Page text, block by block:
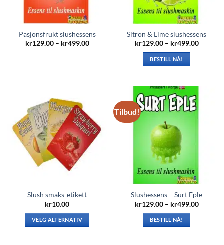
produktsiden
produktsiden
Pasjonsfrukt slushessens
kr129.00 – kr499.00Prisområde:
Alternativene
kan
velges
på
produktsiden
Sitron & Lime slushessens
kr129.00 – kr499.00
BESTILL NÅ!
har
flere
varianter.
Alternativene
kan
velges
på
produktsiden
Slush smaks-etikett
kr10.00
VELG ALTERNATIV
Tilbud!
Slushessens – Surt Eple
kr129.00 – kr499.00
BESTILL NÅ!